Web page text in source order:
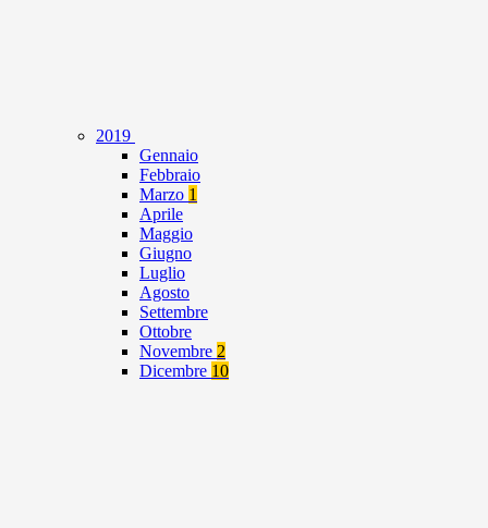
2019
Gennaio
Febbraio
Marzo 1
Aprile
Maggio
Giugno
Luglio
Agosto
Settembre
Ottobre
Novembre 2
Dicembre 10